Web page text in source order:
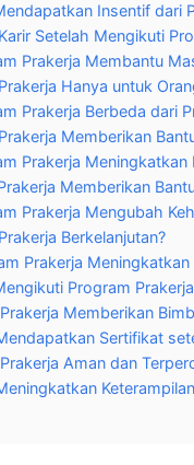
Insentif dari
Setelah Mengikuti
Prakerja Membantu
Hanya untuk
Prakerja Berbeda dari
Memberikan
Prakerja Meningkatkan
Memberikan
Prakerja Mengubah
Berkelanjutan?
Prakerja Meningkatkan
Program
Memberikan
Sertifikat
Aman dan